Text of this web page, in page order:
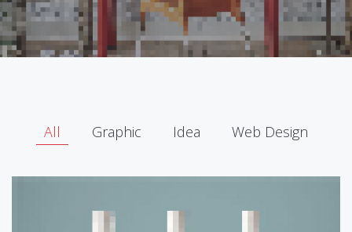
All Graphic Idea Web Design